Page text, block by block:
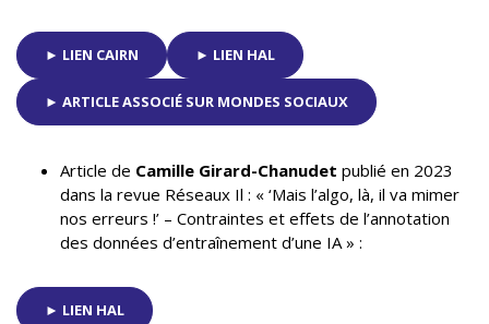
► LIEN CAIRN ► LIEN HAL
► ARTICLE ASSOCIÉ SUR MONDES SOCIAUX
Article de Camille Girard-Chanudet publié en 2023
dans la revue Réseaux Il : « ‘Mais l’algo, là, il va mimer
nos erreurs !’ – Contraintes et effets de l’annotation
des données d’entraînement d’une IA » :
► LIEN HAL